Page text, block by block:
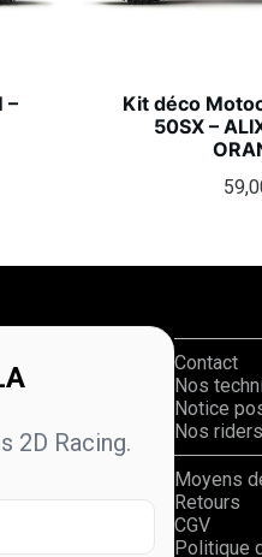
–
Kit déco
50SX –
2D Racing.
Contact
Nos
Notice
Nos riders
Moyens
Retours
CGV
Politique